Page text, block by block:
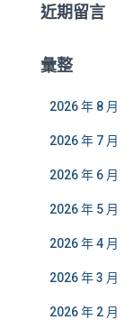
近期留言
彙整
2026 年 8 月
2026 年 7 月
2026 年 6 月
2026 年 5 月
2026 年 4 月
2026 年 3 月
2026 年 2 月